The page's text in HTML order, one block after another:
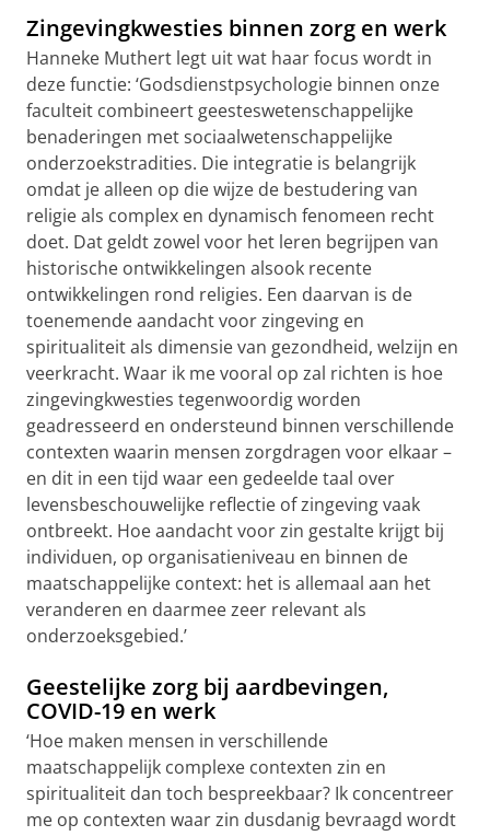
Zingevingkwesties binnen zorg en werk
Hanneke Muthert legt uit wat haar focus wordt in
deze functie: ‘Godsdienstpsychologie binnen onze
faculteit combineert geesteswetenschappelijke
benaderingen met sociaalwetenschappelijke
onderzoekstradities. Die integratie is belangrijk
omdat je alleen op die wijze de bestudering van
religie als complex en dynamisch fenomeen recht
doet. Dat geldt zowel voor het leren begrijpen van
historische ontwikkelingen alsook recente
ontwikkelingen rond religies. Een daarvan is de
toenemende aandacht voor zingeving en
spiritualiteit als dimensie van gezondheid, welzijn en
veerkracht. Waar ik me vooral op zal richten is hoe
zingevingkwesties tegenwoordig worden
geadresseerd en ondersteund binnen verschillende
contexten waarin mensen zorgdragen voor elkaar –
en dit in een tijd waar een gedeelde taal over
levensbeschouwelijke reflectie of zingeving vaak
ontbreekt. Hoe aandacht voor zin gestalte krijgt bij
individuen, op organisatieniveau en binnen de
maatschappelijke context: het is allemaal aan het
veranderen en daarmee zeer relevant als
onderzoeksgebied.’
Geestelijke zorg bij aardbevingen,
COVID-19 en werk
‘Hoe maken mensen in verschillende
maatschappelijk complexe contexten zin en
spiritualiteit dan toch bespreekbaar? Ik concentreer
me op contexten waar zin dusdanig bevraagd wordt